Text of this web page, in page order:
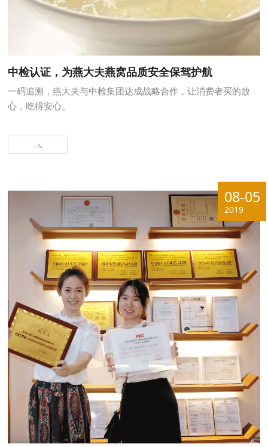
中检认证，为燕大夫燕窝品质安全保驾护航
一码追溯，燕大夫与中检集团达成战略合作，让消费者买的放
心，吃得安心。
08-05
2019